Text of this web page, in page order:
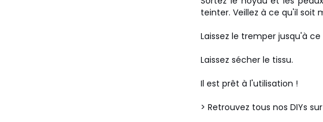
teinter. Veillez à ce qu'il soit
Laissez le tremper jusqu'à
Laissez sécher le tissu.
Il est prêt à l'utilisation !
> Retrouvez tous nos DIYs